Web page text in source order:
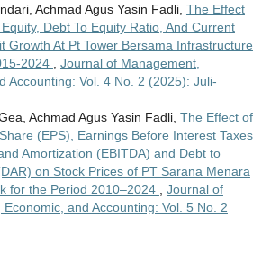
Achmad Agus Yasin Fadli, The Effect
Debt To Equity Ratio, And Current
Growth At Pt Tower Bersama Infrastructure
2024 , Journal of Management,
Accounting: Vol. 4 No. 2 (2025): Juli-
Achmad Agus Yasin Fadli, The Effect of
(EPS), Earnings Before Interest Taxes
Amortization (EBITDA) and Debt to
on Stock Prices of PT Sarana Menara
for the Period 2010–2024 , Journal of
and Accounting: Vol. 5 No. 2